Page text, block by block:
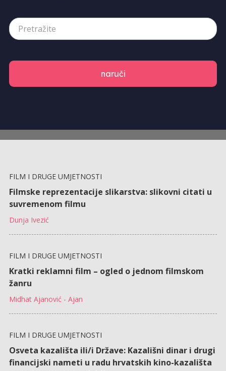
naruči
FILM I DRUGE UMJETNOSTI
Filmske reprezentacije slikarstva: slikovni citati u
suvremenom filmu
Dunja Ivezić
FILM I DRUGE UMJETNOSTI
Kratki reklamni film – ogled o jednom filmskom
žanru
Midhat Ajanović - Ajan
FILM I DRUGE UMJETNOSTI
Osveta kazališta ili/i Države: Kazališni dinar i drugi
financijski nameti u radu hrvatskih kino-kazališta